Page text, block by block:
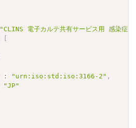
"CLINS 電子カルテ共有サービス用 感染症
: "urn:iso:std:iso:3166-2" ,
"JP"